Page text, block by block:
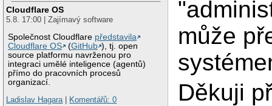
Cloudflare OS
5.8. 17:00 | Zajímavý software
Společnost Cloudflare představila
Cloudflare OS
(GitHub ), tj. open
source platformu navrženou pro
integraci umělé inteligence (agentů)
přímo do pracovních procesů
organizací.
Ladislav Hagara| Komentářů: 0
může
Děkuji